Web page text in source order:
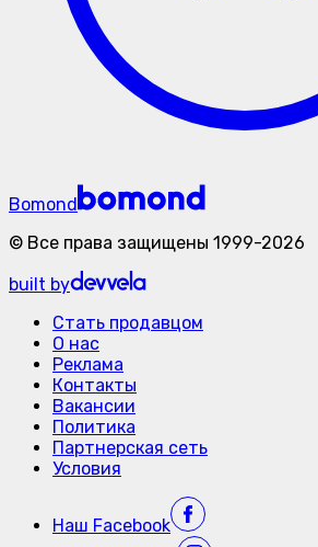
Bomond
© Все права защищены 1999-2026
built by
Стать продавцом
О нас
Реклама
Контакты
Вакансии
Политика
Партнерская сеть
Условия
Наш Facebook